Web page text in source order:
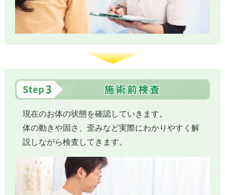
現在のお体の状態を確認していきます。
体の動きや固さ、歪みなど実際にわかりやすく解
説しながら検査してきます。